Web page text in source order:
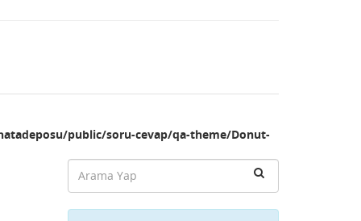
public/soru-cevap/qa-theme/Donut-